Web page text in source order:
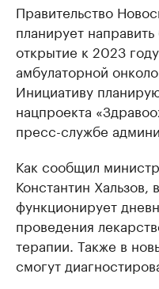
Правительство
планирует
открытие к 2023
амбулаторной
Инициативу
нацпроекта
пресс-службе
Как сообщил
Константин
функционирует
проведения
терапии. Также в
смогут